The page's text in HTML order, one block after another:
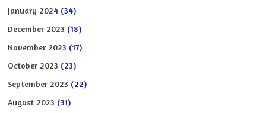
January 2024 (34)
December 2023 (18)
November 2023 (17)
October 2023 (23)
September 2023 (22)
August 2023 (31)